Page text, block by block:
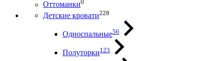
Оттоманки0
Детские кровати228
Односпальные56
Полуторки123